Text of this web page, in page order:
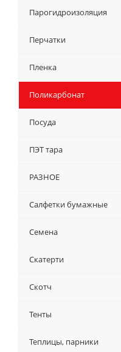
Парогидроизоляция
Перчатки
Пленка
Поликарбонат
Посуда
ПЭТ тара
РАЗНОЕ
Салфетки бумажные
Семена
Скатерти
Скотч
Тенты
Теплицы, парники